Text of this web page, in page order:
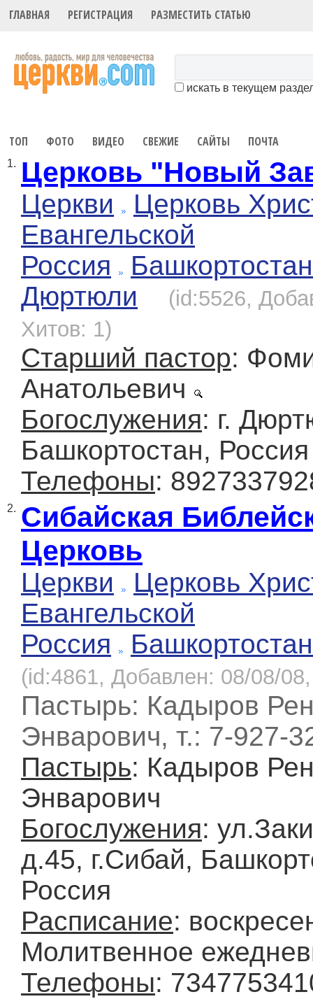
ГЛАВНАЯ РЕГИСТРАЦИЯ РАЗМЕСТИТЬ СТАТЬЮ
искать в текущем
ТОП ФОТО ВИДЕО СВЕЖИЕ САЙТЫ ПОЧТА
1. Церковь "Новый
Церкви
Церковь
Евангельской
Россия
Башкортостан
Дюртюли
(id:5526,
Хитов: 1)
Старший пастор:
Анатольевич
Богослужения: г.
Башкортостан, Россия
Телефоны:
2. Сибайская
Церковь
Церкви
Церковь
Евангельской
Россия
Башкортостан
(id:4861, Добавлен: 08/08/
Пастырь: Кадыров
Энварович, т.: 7-927-
Пастырь: Кадыров
Энварович
Богослужения:
д.45, г.Сибай,
Россия
Расписание:
Молитвенное
Телефоны: